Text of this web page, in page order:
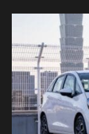
XC90一推出後由
第一代XC90為什
共兩集，一起來聽
道：h…